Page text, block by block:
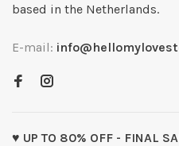
based in the Netherlands.
E-mail:
♥ UP TO 80% OFF - FINAL